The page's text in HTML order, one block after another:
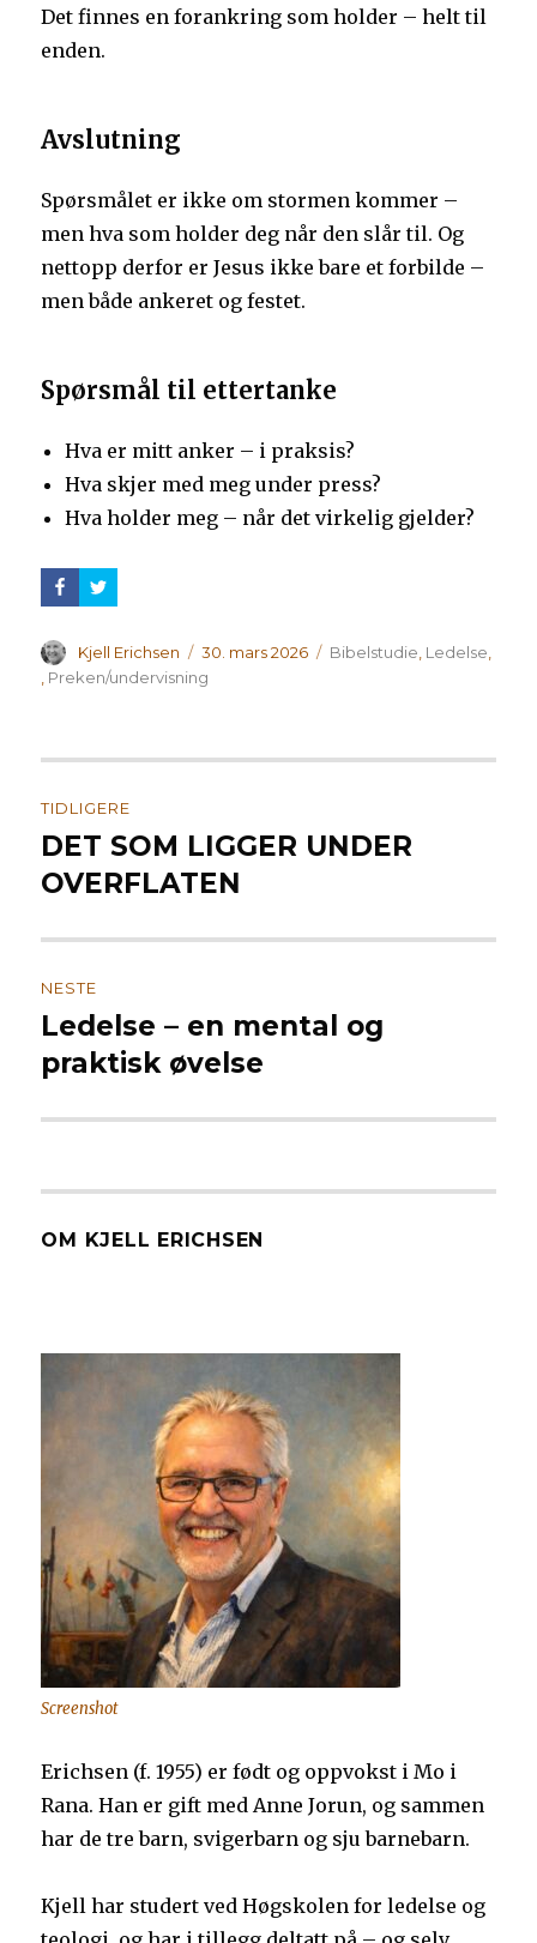
Det finnes en forankring som holder – helt til
enden.
Avslutning
Spørsmålet er ikke om stormen kommer –
men hva som holder deg når den slår til. Og
nettopp derfor er Jesus ikke bare et forbilde –
men både ankeret og festet.
Spørsmål til ettertanke
Hva er mitt anker – i praksis?
Hva skjer med meg under press?
Hva holder meg – når det virkelig gjelder?
Forfatter
Kjell Erichsen Publisert
30. mars 2026 Kategorier
Bibelstudie Ledelse
, Preken/undervisning
TIDLIGERE
Forrige
innlegg:
DET SOM LIGGER UNDER
OVERFLATEN
NESTE
Neste
innlegg:
Ledelse – en mental og
praktisk øvelse
OM KJELL ERICHSEN
Screenshot
Erichsen (f. 1955) er født og oppvokst i Mo i
Rana. Han er gift med Anne Jorun, og sammen
har de tre barn, svigerbarn og sju barnebarn.
Kjell har studert ved Høgskolen for ledelse og